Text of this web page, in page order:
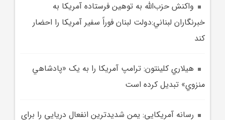
واکنش حزب‌الله به توهين فرستاده آمريکا به
خبرنگاران لبناني:دولت لبنان فوراً سفير آمريکا را احضار
کند
هيلاري کلينتون: ترامپ آمريکا را به يک «پادشاهي
منزوي» تبديل کرده است
رسانه آمريکايي: يمن شديدترين انفعال دريايي را براي